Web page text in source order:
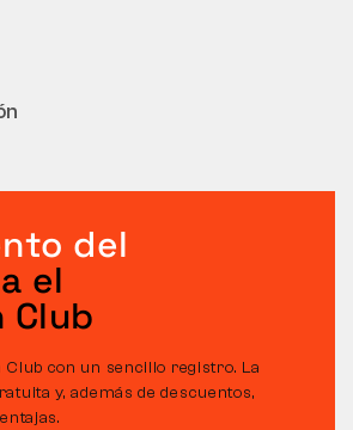
del
el
Club
Club con un sencillo registro. La
y, además de descuentos,